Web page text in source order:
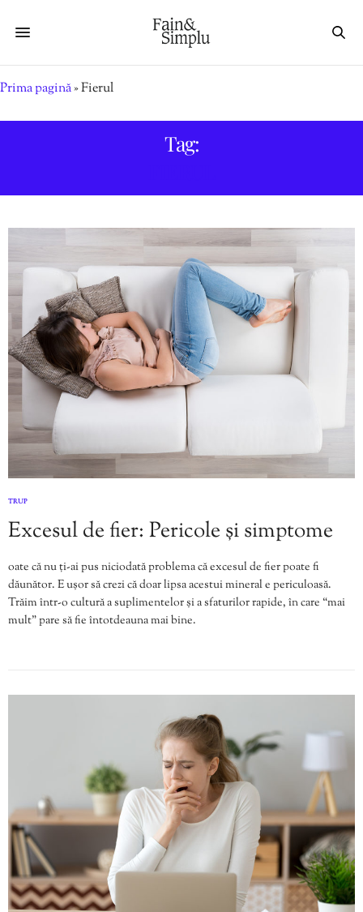
Prima pagină»Fierul
Tag:
TRUP
Excesul de fier: Pericole și simptome
oate că nu ți-ai pus niciodată problema că excesul de fier poate fi
dăunător. E ușor să crezi că doar lipsa acestui mineral e periculoasă.
Trăim într-o cultură a suplimentelor și a sfaturilor rapide, în care “mai
mult” pare să fie întotdeauna mai bine.